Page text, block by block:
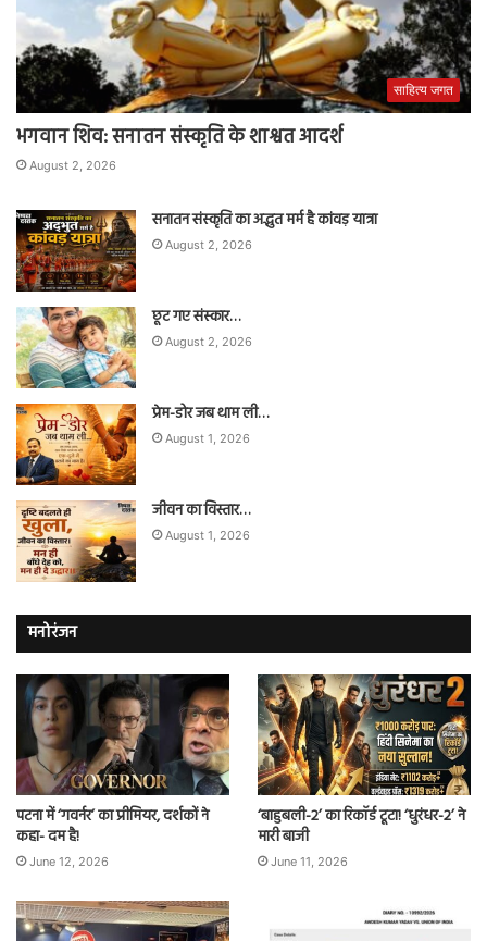
साहित्य जगत
भगवान शिव: सनातन संस्कृति के शाश्वत आदर्श
August 2, 2026
सनातन संस्कृति का अद्भुत मर्म है कांवड़ यात्रा
August 2, 2026
छूट गए संस्कार…
August 2, 2026
प्रेम-डोर जब थाम ली…
August 1, 2026
जीवन का विस्तार…
August 1, 2026
मनोरंजन
पटना में ‘गवर्नर’ का प्रीमियर, दर्शकों ने
कहा- दम है!
June 12, 2026
‘बाहुबली-2’ का रिकॉर्ड टूटा! ‘धुरंधर-2’ ने
मारी बाजी
June 11, 2026